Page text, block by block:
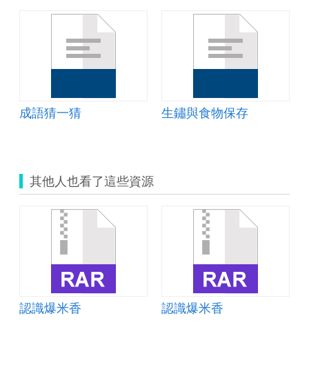
成語猜一猜 生鏽與食物保存
其他人也看了這些資源
認識爆米香 認識爆米香